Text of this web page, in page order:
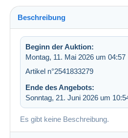
Beschreibung
Beginn der Auktion:
Montag, 11. Mai 2026 um 04:57
Artikel n°2541833279
Ende des Angebots:
Sonntag, 21. Juni 2026 um
Es gibt keine Beschreibung.